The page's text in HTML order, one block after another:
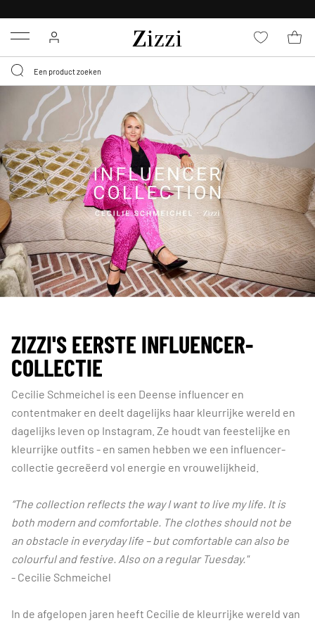
Menu
ZIZZI'S EERSTE INFLUENCER-
COLLECTIE
Cecilie Schmeichel is een Deense influencer en
contentmaker en deelt dagelijks haar kleurrijke wereld en
dagelijks leven op Instagram. Ze houdt van feestelijke en
kleurrijke outfits - en samen hebben we een influencer-
collectie gecreëerd vol energie en vrouwelijkheid.
“The collection reflects the way I want to live my life. It is
both modern and comfortable. The clothes should not be
an obstacle in everyday life – but comfortable can also be
colourful and festive. Also on a regular Tuesday."
- Cecilie Schmeichel
In de afgelopen jaren heeft Cecilie de kleurrijke wereld van